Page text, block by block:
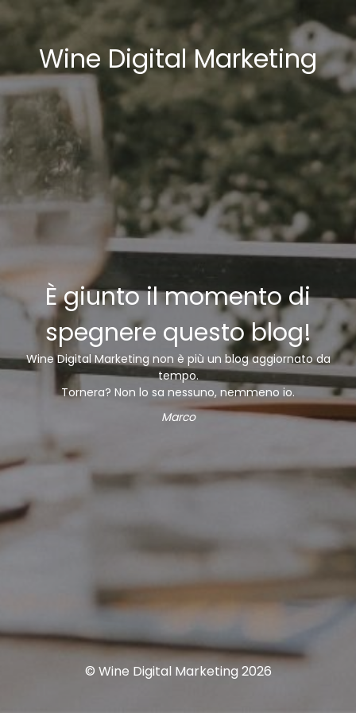
Wine Digital Marketing
È giunto il momento di
spegnere questo blog!
Wine Digital Marketing non è più un blog aggiornato da
tempo.
Tornera? Non lo sa nessuno, nemmeno io.
Marco
© Wine Digital Marketing 2026